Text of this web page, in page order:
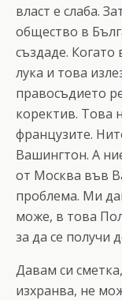
власт е слаба.
общество в
създаде.
лука и това
правосъдието
коректив. Това
французите.
Вашингтон. А
от Москва във
проблема. Ми
може, в това
за да се получи
Давам си
изхранва, не